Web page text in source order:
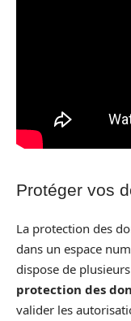
Protéger vos
La protection des
dans un espace
dispose de
protection des
valider les